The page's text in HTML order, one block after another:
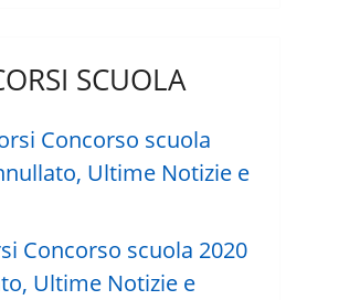
SCUOLA
Concorso scuola 2020
Ultime Notizie e